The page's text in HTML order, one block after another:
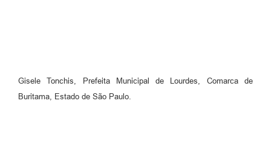
Arquivos para Download
Gisele Tonchis, Prefeita Municipal de Lourdes, Comarca de
Buritama, Estado de São Paulo.